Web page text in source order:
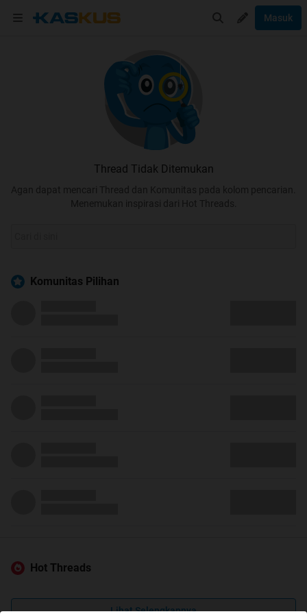
Masuk
Thread Tidak Ditemukan
Agan dapat mencari Thread dan Komunitas pada kolom pencarian.
Menemukan inspirasi dari Hot Threads.
Komunitas Pilihan
Hot Threads
Lihat Selengkapnya